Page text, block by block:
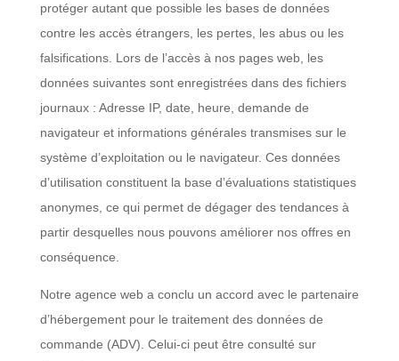
protéger autant que possible les bases de données
contre les accès étrangers, les pertes, les abus ou les
falsifications. Lors de l’accès à nos pages web, les
données suivantes sont enregistrées dans des fichiers
journaux : Adresse IP, date, heure, demande de
navigateur et informations générales transmises sur le
système d’exploitation ou le navigateur. Ces données
d’utilisation constituent la base d’évaluations statistiques
anonymes, ce qui permet de dégager des tendances à
partir desquelles nous pouvons améliorer nos offres en
conséquence.
Notre agence web a conclu un accord avec le partenaire
d’hébergement pour le traitement des données de
commande (ADV). Celui-ci peut être consulté sur